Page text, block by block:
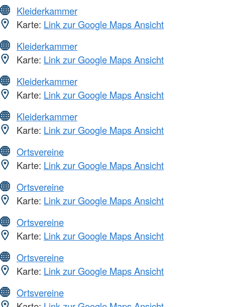
Kleiderkammer
Karte: Link zur Google Maps Ansicht
Kleiderkammer
Karte: Link zur Google Maps Ansicht
Kleiderkammer
Karte: Link zur Google Maps Ansicht
Kleiderkammer
Karte: Link zur Google Maps Ansicht
Ortsvereine
Karte: Link zur Google Maps Ansicht
Ortsvereine
Karte: Link zur Google Maps Ansicht
Ortsvereine
Karte: Link zur Google Maps Ansicht
Ortsvereine
Karte: Link zur Google Maps Ansicht
Ortsvereine